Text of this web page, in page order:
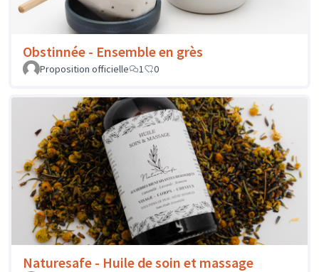
Obstinnée - Ensemble en grès
Proposition officielle 1 0
Naturesafe - Huile de soin et massage